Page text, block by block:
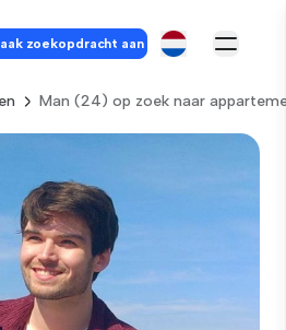
zoekopdracht aan
Man (24) op zoek naar